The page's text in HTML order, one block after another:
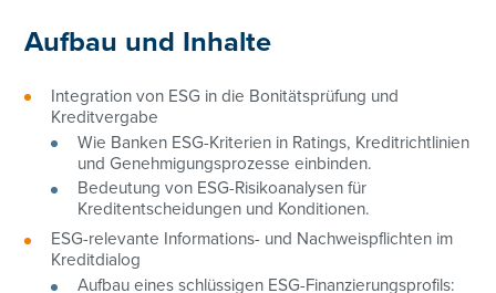
Aufbau und Inhalte
Integration von ESG in die Bonitätsprüfung und
Kreditvergabe
Wie Banken ESG-Kriterien in Ratings, Kreditrichtlinien
und Genehmigungsprozesse einbinden.
Bedeutung von ESG-Risikoanalysen für
Kreditentscheidungen und Konditionen.
ESG-relevante Informations- und Nachweispflichten im
Kreditdialog
Aufbau eines schlüssigen ESG-Finanzierungsprofils: